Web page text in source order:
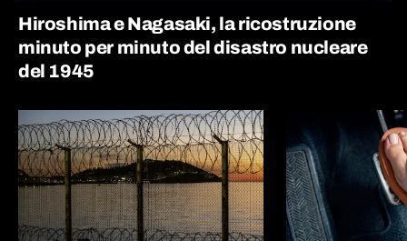
Hiroshima e Nagasaki, la ricostruzione
minuto per minuto del disastro nucleare
del 1945